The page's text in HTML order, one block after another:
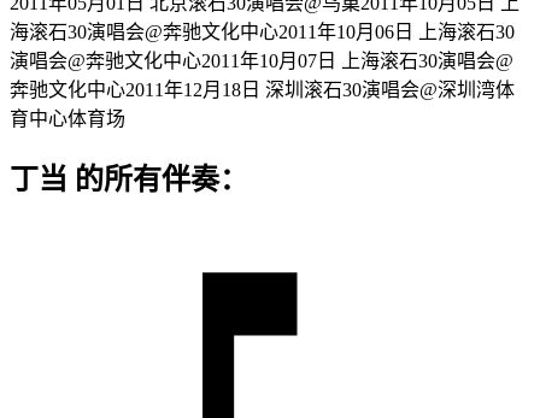
丁当 的所有伴奏：